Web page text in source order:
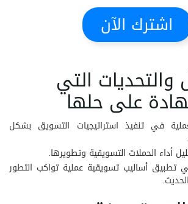
اشترك الآن
والتحديات التي
على حلها
في تنفيذ استراتيجيات التسويق بشكل
أداء الحملات التسويقية وتطويرها.
تطبيق أساليب تسويقية عملية تواكب التطور